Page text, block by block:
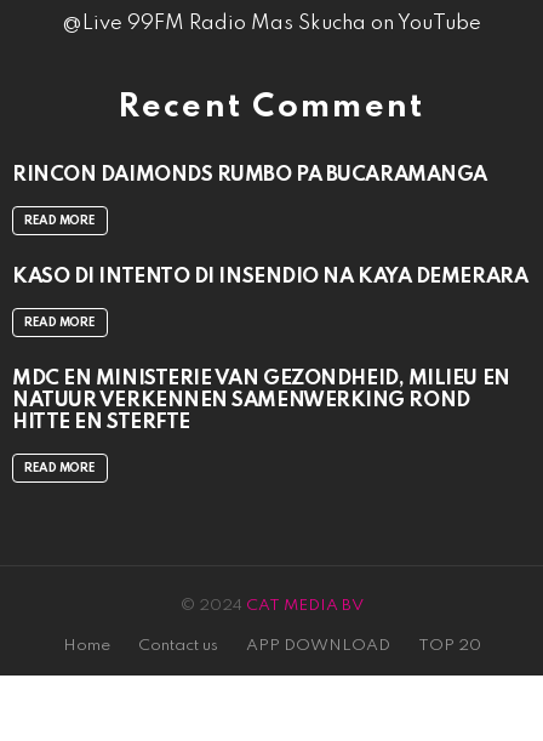
@Live 99FM Radio Mas Skucha on YouTube
Recent Comment
RINCON DAIMONDS RUMBO PA BUCARAMANGA
READ MORE
KASO DI INTENTO DI INSENDIO NA KAYA DEMERARA
READ MORE
MDC EN MINISTERIE VAN GEZONDHEID, MILIEU EN
NATUUR VERKENNEN SAMENWERKING ROND
HITTE EN STERFTE
READ MORE
© 2024 CAT MEDIA BV
Home Contact us APP DOWNLOAD TOP 20